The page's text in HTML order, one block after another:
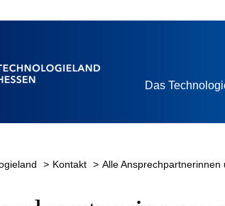
Das
Kontakt Alle